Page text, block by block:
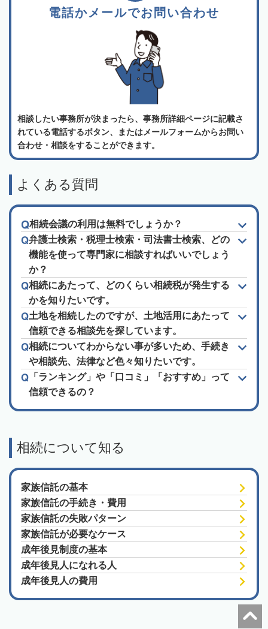
電話かメールでお問い合わせ
相談したい事務所が決まったら、事務所詳細ページに記載さ
れている電話するボタン、またはメールフォームからお問い
合わせ・相談をすることができます。
よくある質問
相続会議の利用は無料でしょうか？
弁護士検索・税理士検索・司法書士検索、どの
機能を使って専門家に相談すればいいでしょう
か？
相続にあたって、どのくらい相続税が発生する
かを知りたいです。
土地を相続したのですが、土地活用にあたって
信頼できる相談先を探しています。
相続についてわからない事が多いため、手続き
や相談先、法律など色々知りたいです。
「ランキング」や「口コミ」「おすすめ」って
信頼できるの？
相続について知る
家族信託の基本
家族信託の手続き・費用
家族信託の失敗パターン
家族信託が必要なケース
成年後見制度の基本
成年後見人になれる人
成年後見人の費用